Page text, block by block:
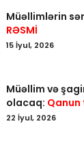
Müəllimlərin
RƏSMİ
15 İyul, 2026
Müəllim və
olacaq:
22 İyul, 2026